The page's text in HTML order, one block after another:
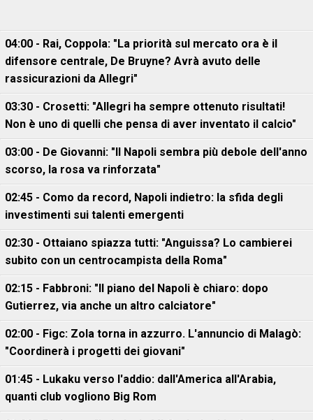
04:00 - Rai, Coppola: "La priorità sul mercato ora è il
difensore centrale, De Bruyne? Avrà avuto delle
rassicurazioni da Allegri"
03:30 - Crosetti: "Allegri ha sempre ottenuto risultati!
Non è uno di quelli che pensa di aver inventato il calcio"
03:00 - De Giovanni: "Il Napoli sembra più debole dell'anno
scorso, la rosa va rinforzata"
02:45 - Como da record, Napoli indietro: la sfida degli
investimenti sui talenti emergenti
02:30 - Ottaiano spiazza tutti: "Anguissa? Lo cambierei
subito con un centrocampista della Roma"
02:15 - Fabbroni: "Il piano del Napoli è chiaro: dopo
Gutierrez, via anche un altro calciatore"
02:00 - Figc: Zola torna in azzurro. L'annuncio di Malagò:
"Coordinerà i progetti dei giovani"
01:45 - Lukaku verso l'addio: dall'America all'Arabia,
quanti club vogliono Big Rom